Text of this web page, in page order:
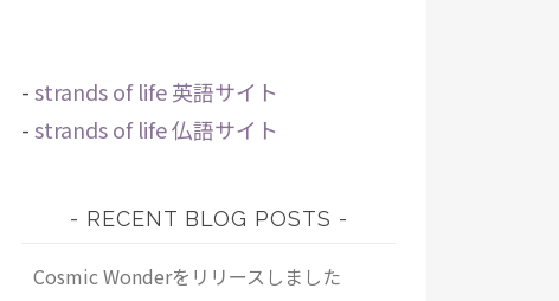
-strands of life 英語サイト
-strands of life 仏語サイト
RECENT BLOG POSTS
Cosmic Wonderをリリースしました